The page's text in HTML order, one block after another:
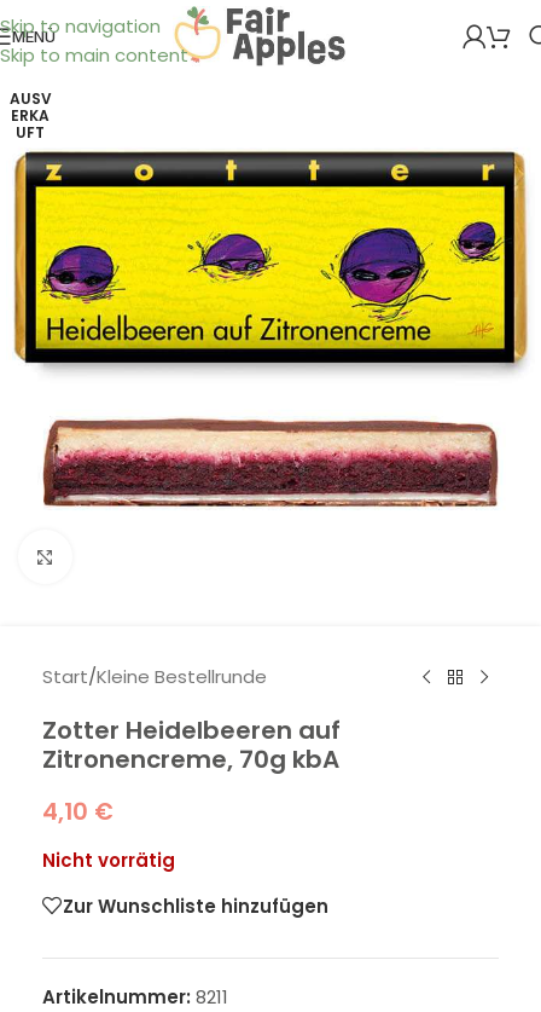
Skip to navigation
Skip to main content
MENÜ
AUSV
ERKA
UFT
Start/Kleine Bestellrunde
Zotter Heidelbeeren auf
Zitronencreme, 70g kbA
4,10 €
Nicht vorrätig
Zur Wunschliste hinzufügen
Artikelnummer: 8211